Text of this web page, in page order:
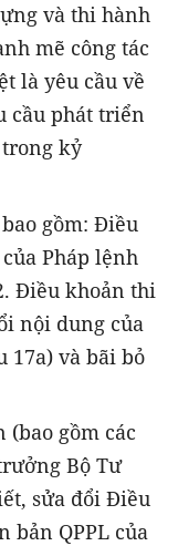
và thi hành
mẽ công tác
là yêu cầu về
cầu phát triển
kỷ
gồm: Điều
Pháp lệnh
Điều khoản thi
nội dung của
17a) và bãi bỏ
gồm các
Bộ Tư
sửa đổi Điều
bản QPPL của